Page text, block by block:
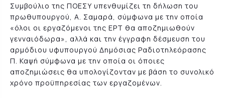
Συμβούλιο της ΠΟΕΣΥ υπενθυμίζει τη δήλωση του
πρωθυπουργού, Α. Σαμαρά, σύμφωνα με την οποία
«όλοι οι εργαζόμενοι της ΕΡΤ θα αποζημιωθούν
γενναιόδωρα», αλλά και την έγγραφη δέσμευση του
αρμόδιου υφυπουργού Δημόσιας Ραδιοτηλεόρασης
Π. Καψή σύμφωνα με την οποία οι όποιες
αποζημιώσεις θα υπολογίζονταν με βάση το συνολικό
χρόνο προϋπηρεσίας των εργαζομένων.